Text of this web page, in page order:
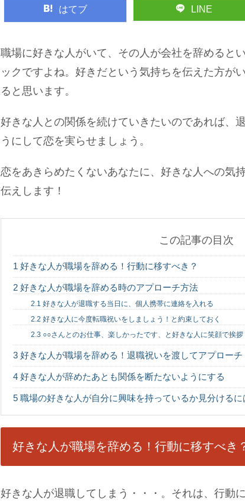
はてブ LINE
職場に好きな人がいて、その人が会社を辞めると
ックですよね。好きだという気持ちを伝えた方が
ると思います。
好きな人との関係を続けていきたいのであれば、
うにして恋を実らせましょう。
恋をあきらめたくないあなたに、好きな人への気
伝えします！
この記事の目次
1 好きな人が職場を辞める！行動に移すべき？
2 好きな人が職場を辞める時のアプローチ方法
2.1 好きな人が退職する当日に、個人携帯に連絡を入れる
2.2 好きな人に今度転職祝いをしましょう！と約束しておく
2.3 ○○さんとのお仕事、楽しかったです、と好きな人に笑顔で挨拶
3 好きな人が職場を辞める！退職祝いを渡してアプローチ
4 好きな人が辞めたあとも関係を断たないようにする
5 職場の好きな人が自分に興味を持っているか見分けるに
好きな人が職場を辞める！行動に移すべき
好きな人が退職してしまう・・・。それは、行動